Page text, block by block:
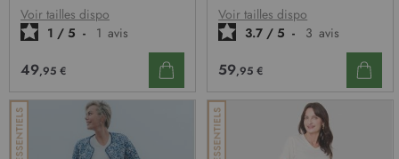
D’ENVIE
Voir tailles dispo
1 / 5 - 1 avis
49,95 €
Voir tailles dispo
3.7 / 5 - 3 avis
59,95 €